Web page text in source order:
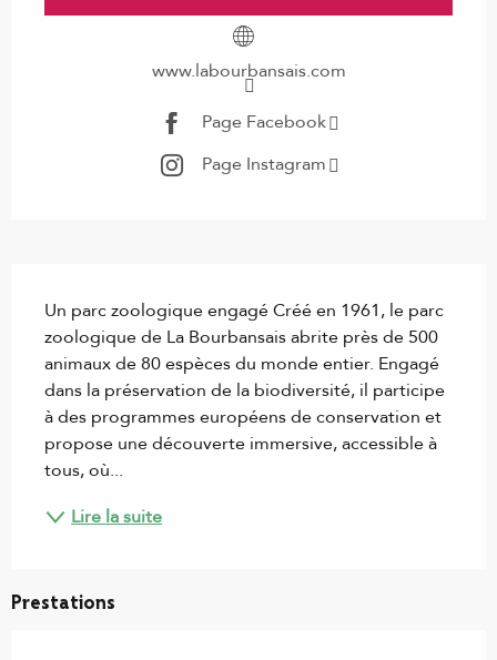
www.labourbansais.com
Page Facebook
Page Instagram
Un parc zoologique engagé Créé en 1961, le parc
zoologique de La Bourbansais abrite près de 500
animaux de 80 espèces du monde entier. Engagé
dans la préservation de la biodiversité, il participe
à des programmes européens de conservation et
propose une découverte immersive, accessible à
tous, où...
Lire la suite
Prestations